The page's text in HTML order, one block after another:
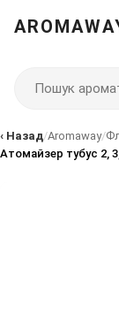
‹ Назад/Aromaway/
Атомайзер тубус 2,